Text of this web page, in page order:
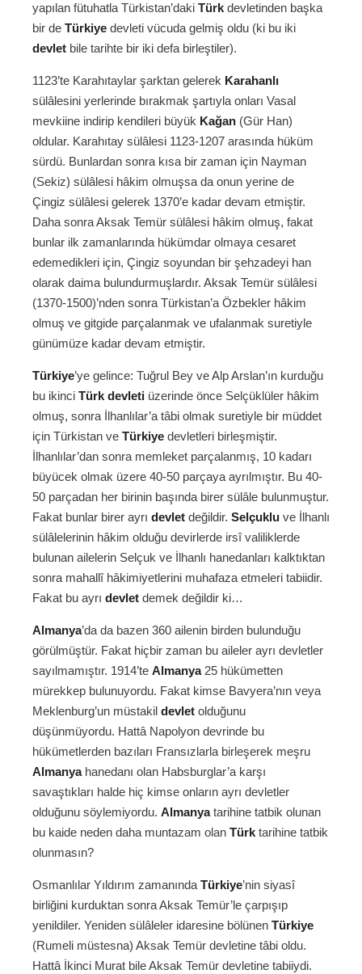
yapılan fütuhatla Türkistan’daki Türk devletinden başka
bir de Türkiye devleti vücuda gelmiş oldu (ki bu iki
devlet bile tarihte bir iki defa birleştiler).
1123’te Karahıtaylar şarktan gelerek Karahanlı
sülâlesini yerlerinde bırakmak şartıyla onları Vasal
mevkiine indirip kendileri büyük Kağan (Gür Han)
oldular. Karahıtay sülâlesi 1123-1207 arasında hüküm
sürdü. Bunlardan sonra kısa bir zaman için Nayman
(Sekiz) sülâlesi hâkim olmuşsa da onun yerine de
Çingiz sülâlesi gelerek 1370’e kadar devam etmiştir.
Daha sonra Aksak Temür sülâlesi hâkim olmuş, fakat
bunlar ilk zamanlarında hükümdar olmaya cesaret
edemedikleri için, Çingiz soyundan bir şehzadeyi han
olarak daima bulundurmuşlardır. Aksak Temür sülâlesi
(1370-1500)’nden sonra Türkistan’a Özbekler hâkim
olmuş ve gitgide parçalanmak ve ufalanmak suretiyle
günümüze kadar devam etmiştir.
Türkiye’ye gelince: Tuğrul Bey ve Alp Arslan’ın kurduğu
bu ikinci Türk devleti üzerinde önce Selçüklüler hâkim
olmuş, sonra İlhanlılar’a tâbi olmak suretiyle bir müddet
için Türkistan ve Türkiye devletleri birleşmiştir.
İlhanlılar’dan sonra memleket parçalanmış, 10 kadarı
büyücek olmak üzere 40-50 parçaya ayrılmıştır. Bu 40-
50 parçadan her birinin başında birer sülâle bulunmuştur.
Fakat bunlar birer ayrı devlet değildir. Selçuklu ve İlhanlı
sülâlelerinin hâkim olduğu devirlerde irsî valiliklerde
bulunan ailelerin Selçuk ve İlhanlı hanedanları kalktıktan
sonra mahallî hâkimiyetlerini muhafaza etmeleri tabiidir.
Fakat bu ayrı devlet demek değildir ki…
Almanya’da da bazen 360 ailenin birden bulunduğu
görülmüştür. Fakat hiçbir zaman bu aileler ayrı devletler
sayılmamıştır. 1914’te Almanya25 hükümetten
mürekkep bulunuyordu. Fakat kimse Bavyera’nın veya
Meklenburg’un müstakil devlet olduğunu
düşünmüyordu. Hattâ Napolyon devrinde bu
hükümetlerden bazıları Fransızlarla birleşerek meşru
Almanyahanedanı olan Habsburglar’a karşı
savaştıkları halde hiç kimse onların ayrı devletler
olduğunu söylemiyordu. Almanyatarihine tatbik olunan
bu kaide neden daha muntazam olan Türk tarihine tatbik
olunmasın?
Osmanlılar Yıldırım zamanında Türkiye’nin siyasî
birliğini kurduktan sonra Aksak Temür’le çarpışıp
yenildiler. Yeniden sülâleler idaresine bölünen Türkiye
(Rumeli müstesna) Aksak Temür devletine tâbi oldu.
Hattâ İkinci Murat bile Aksak Temür devletine tabiiydi.